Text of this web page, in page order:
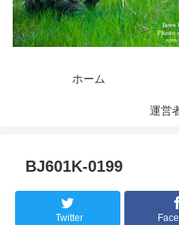
ホーム
運営
BJ601K-0199
Twitter